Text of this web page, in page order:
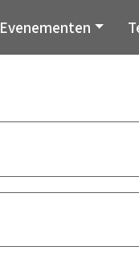
Evenementen